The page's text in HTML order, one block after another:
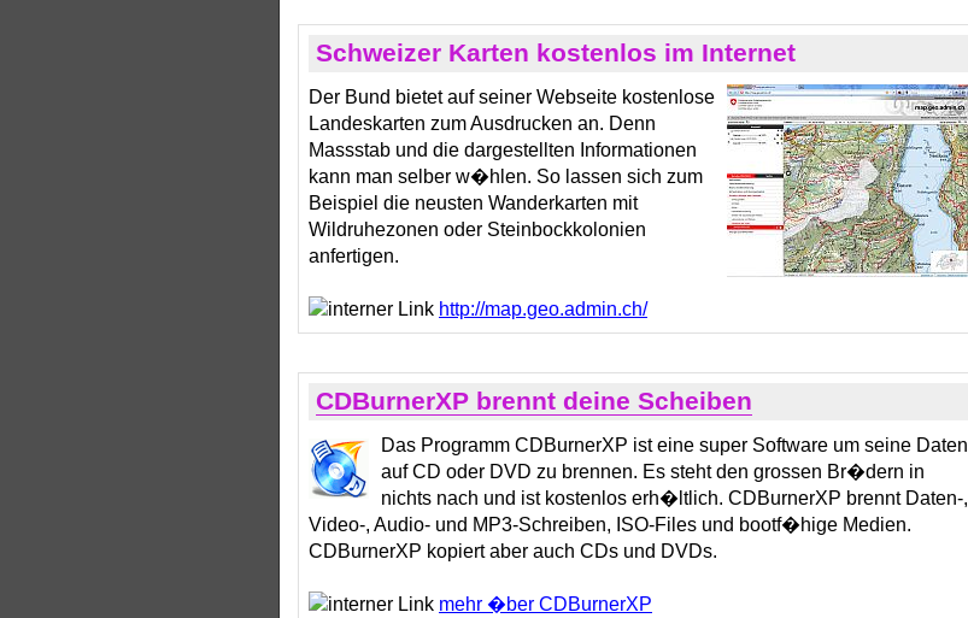
Schweizer Karten kostenlos im Internet
Der Bund bietet auf seiner Webseite kostenlose
Landeskarten zum Ausdrucken an. Denn
Massstab und die dargestellten Informationen
kann man selber w�hlen. So lassen sich zum
Beispiel die neusten Wanderkarten mit
Wildruhezonen oder Steinbockkolonien
anfertigen.
http://map.geo.admin.ch/
CDBurnerXP brennt deine Scheiben
Das Programm CDBurnerXP ist eine super Software um seine Daten
auf CD oder DVD zu brennen. Es steht den grossen Br�dern in
nichts nach und ist kostenlos erh�ltlich. CDBurnerXP brennt Daten-,
Video-, Audio- und MP3-Schreiben, ISO-Files und bootf�hige Medien.
CDBurnerXP kopiert aber auch CDs und DVDs.
mehr �ber CDBurnerXP